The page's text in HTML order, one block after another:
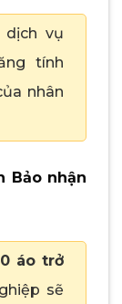
dịch vụ
tính
nhân
Bảo nhận
áo trở
sẽ